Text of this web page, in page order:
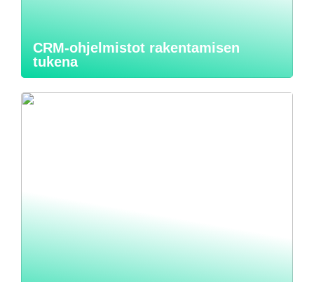
CRM-ohjelmistot rakentamisen
tukena